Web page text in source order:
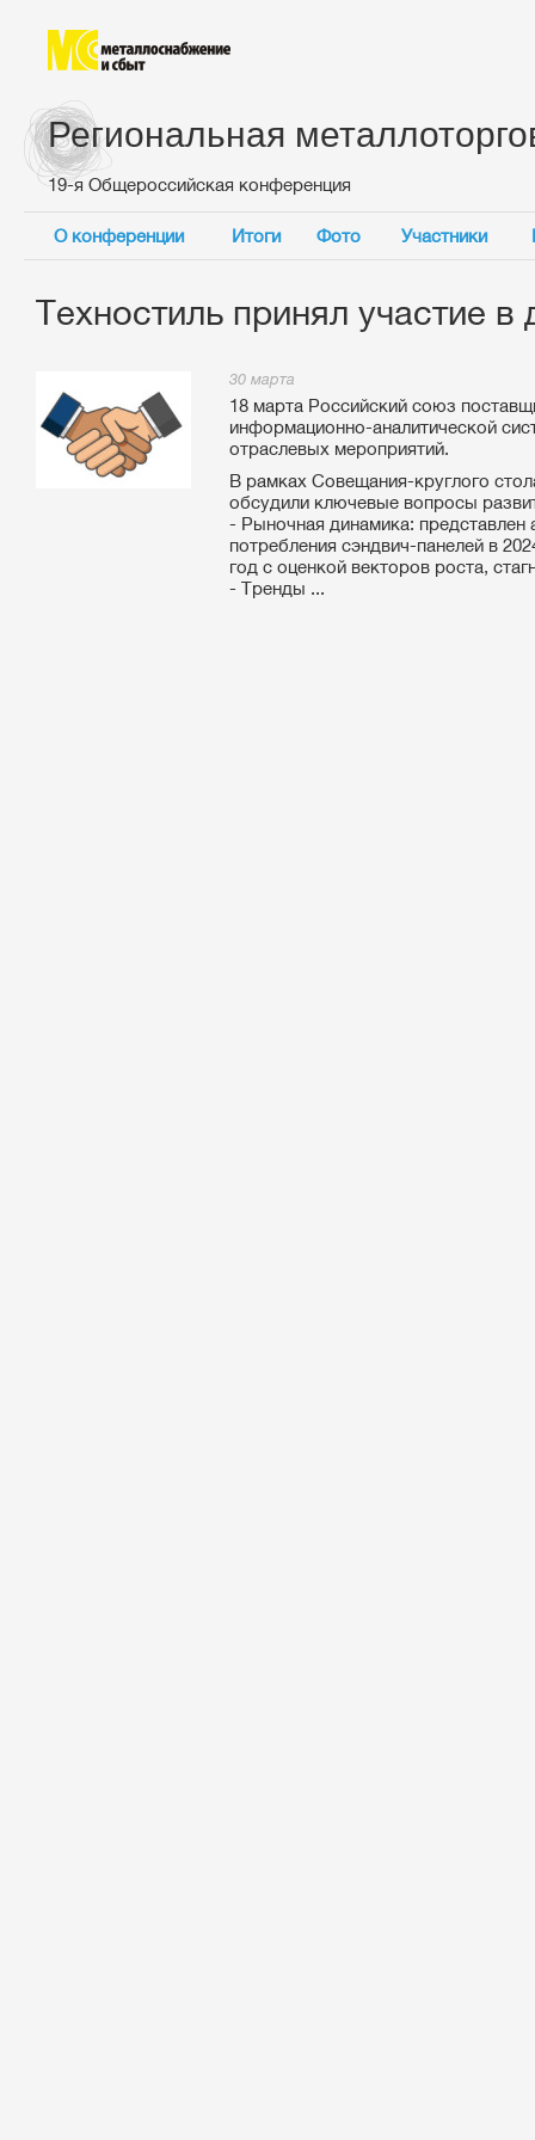
Региональная
19-я Общероссийская конференция
О конференции Итоги Фото Участники
Техностиль принял участие
30 марта
18 марта Российский союз
информационно-аналитической
отраслевых мероприятий.
В рамках Совещания-круглого
обсудили ключевые вопросы
- Рыночная динамика: представлен
потребления сэндвич-панелей в
год с оценкой векторов роста,
- Тренды ...